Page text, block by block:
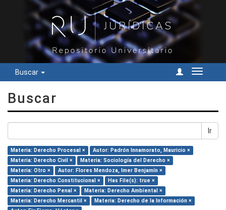
Buscar
Cambiar
Buscar
Ir
Materia: Derecho Procesal ×
Autor: Padrón Innamorato, Mauricio ×
Materia: Derecho Civil ×
Materia: Sociología del Derecho ×
Materia: Otro ×
Autor: Flores Mendoza, Imer Benjamín ×
Materia: Derecho Constitucional ×
Has File(s): true ×
Materia: Derecho Penal ×
Materia: Derecho Ambiental ×
Materia: Derecho Mercantil ×
Materia: Derecho de la Información ×